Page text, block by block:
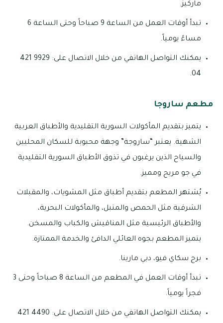
ماركيز.
تبدأ أوقات العمل من الساعة 9 صباحاً وحتى الساعة 6
مساءً يومياً.
يمكنك التواصل الهاتفي من خلال الاتصال على: 9929 421
04.
مطعم ساروجا
يتميز بتقديم المأكولات السورية التقليدية والأطباق العربية
الشهية. يعتبر “ساروجة” وجهة محبوبة للسكان المحليين
والسياح الذين يرغبون في تذوق الأطباق السورية التقليدية
في جو مريح ومميز.
يُشتهر المطعم بتقديم أطباق مثل المشويات، والمقبلات
الشرقية مثل الحمص والمتبل، والمأكولات البحرية،
والأطباق الرئيسية مثل المناقيش والكباب والمسخن.
يتميز المطعم بجوه العائلي الدافئ والخدمة الممتازة.
برج سكاي فيو، دبي مارينا.
تبدأ أوقات العمل في المطعم من الساعة 8 صباحاً وحتى 3
فجراً يومياً.
يمكنك التواصل الهاتفي من خلال الاتصال على: 4490 421